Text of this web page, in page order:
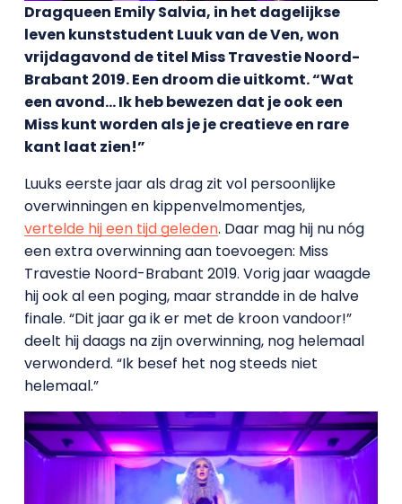
Dragqueen Emily Salvia, in het dagelijkse
leven kunststudent Luuk van de Ven, won
vrijdagavond de titel Miss Travestie Noord-
Brabant 2019. Een droom die uitkomt. “Wat
een avond… Ik heb bewezen dat je ook een
Miss kunt worden als je je creatieve en rare
kant laat zien!”
Luuks eerste jaar als drag zit vol persoonlijke
overwinningen en kippenvelmomentjes,
vertelde hij een tijd geleden. Daar mag hij nu nóg
een extra overwinning aan toevoegen: Miss
Travestie Noord-Brabant 2019. Vorig jaar waagde
hij ook al een poging, maar strandde in de halve
finale. “Dit jaar ga ik er met de kroon vandoor!”
deelt hij daags na zijn overwinning, nog helemaal
verwonderd. “Ik besef het nog steeds niet
helemaal.”